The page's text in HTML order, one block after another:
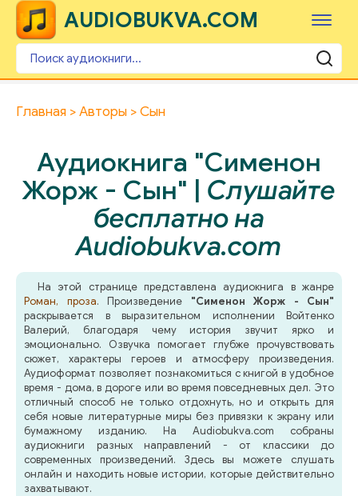
AUDIOBUKVA.COM
Главная Авторы Сын
Аудиокнига "Сименон
Жорж - Сын" | Слушайте
бесплатно на
Audiobukva.com
На этой странице представлена аудиокнига в жанре
Роман, проза. Произведение "Сименон Жорж - Сын"
раскрывается в выразительном исполнении Войтенко
Валерий, благодаря чему история звучит ярко и
эмоционально. Озвучка помогает глубже прочувствовать
сюжет, характеры героев и атмосферу произведения.
Аудиоформат позволяет познакомиться с книгой в удобное
время - дома, в дороге или во время повседневных дел. Это
отличный способ не только отдохнуть, но и открыть для
себя новые литературные миры без привязки к экрану или
бумажному изданию. На Audiobukva.com собраны
аудиокниги разных направлений - от классики до
современных произведений. Здесь вы можете слушать
онлайн и находить новые истории, которые действительно
захватывают.